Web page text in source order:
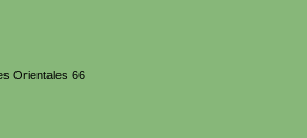
Orientales 66